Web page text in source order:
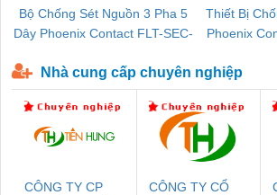
Bộ Chống Sét Nguồn 3 Pha 5
Dây Phoenix Contact FLT-SEC-
Thiết Bị
Phoenix
Nhà cung cấp chuyên nghiệp
CÔNG TY CP
CÔNG TY CỔ